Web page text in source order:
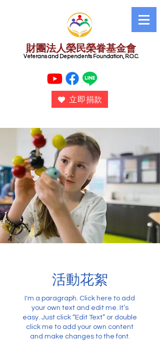
財團法人榮民榮眷基金會
​ Veterans and Dependents Foundation, R.O.C.
立即捐款
​活動花絮
I'm a paragraph. Click here to add
your own text and edit me. It’s
easy. Just click “Edit Text” or double
click me to add your own content
and make changes to the font.